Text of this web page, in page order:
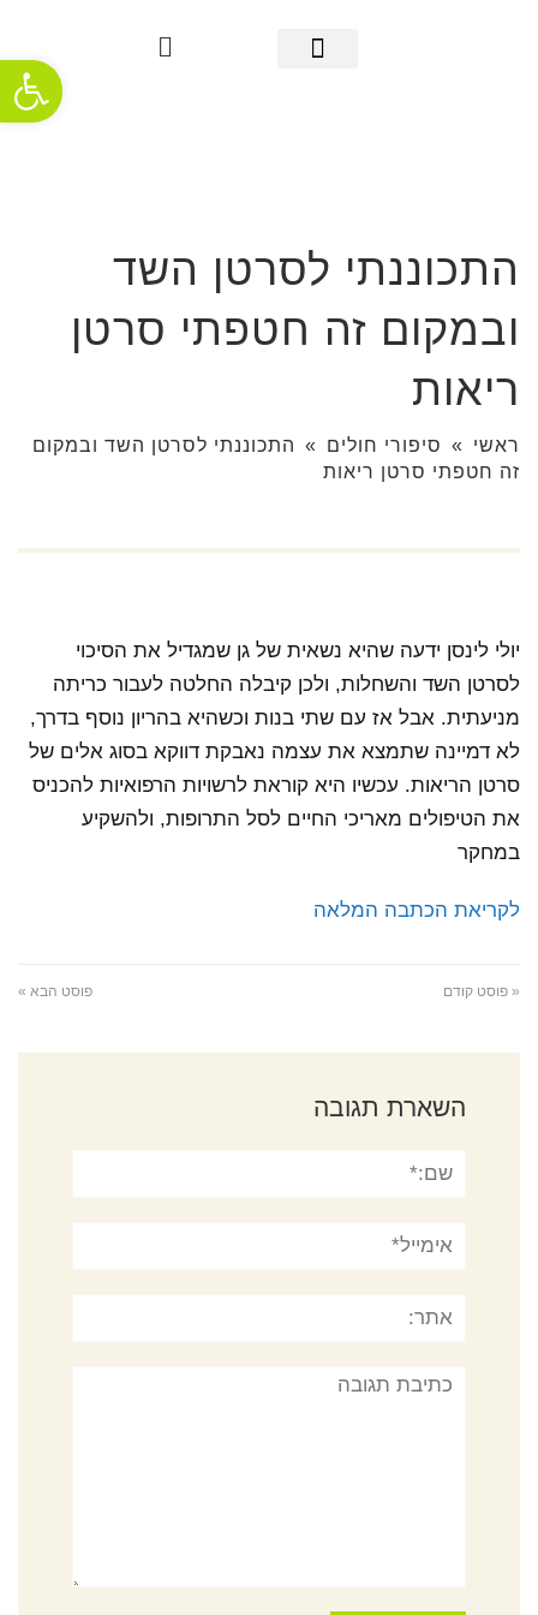
התכוננתי לסרטן השד
ובמקום זה חטפתי סרטן
ריאות
ראשי » סיפורי חולים » התכוננתי לסרטן השד ובמקום
זה חטפתי סרטן ריאות
יולי לינסן ידעה שהיא נשאית של גן שמגדיל את הסיכוי
לסרטן השד והשחלות, ולכן קיבלה החלטה לעבור כריתה
מניעתית. אבל אז עם שתי בנות וכשהיא בהריון נוסף בדרך,
לא דמיינה שתמצא את עצמה נאבקת דווקא בסוג אלים של
סרטן הריאות. עכשיו היא קוראת לרשויות הרפואיות להכניס
את הטיפולים מאריכי החיים לסל התרופות, ולהשקיע
במחקר
לקריאת הכתבה המלאה
« פוסט קודם פוסט הבא »
השארת תגובה
אימייל*
תגובה
פתח